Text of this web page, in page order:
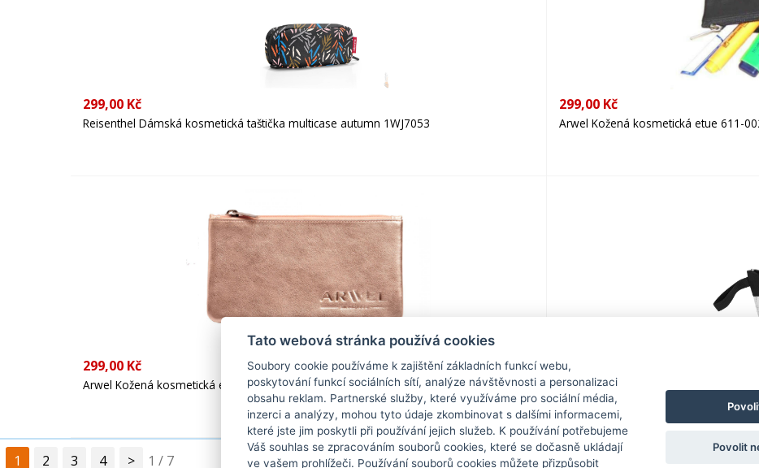
299,00 Kč
Reisenthel Dámská kosmetická taštička multicase autumn 1WJ7053
299,00 Kč
Arwel Kožená kosmetická etue 611-
299,00 Kč
Arwel Kožená kosmetická etue 611-0023 Rose gold
315,00 Kč
Reisenthel # urban case tokyo black
1 2 3 4 > 1 / 7
Tato webová stránka používá cookies
Soubory cookie používáme k zajištění základních funkcí webu,
poskytování funkcí sociálních sítí, analýze návštěvnosti a personalizaci
obsahu reklam. Partnerské služby, které využíváme pro sociální média,
inzerci a analýzy, mohou tyto údaje zkombinovat s dalšími informacemi,
které jste jim poskytli při používání jejich služeb. K používání potřebujeme
Váš souhlas se zpracováním souborů cookies, které se dočasně ukládají
ve vašem prohlížeči. Používání souborů cookies můžete přizpůsobit
Povolit